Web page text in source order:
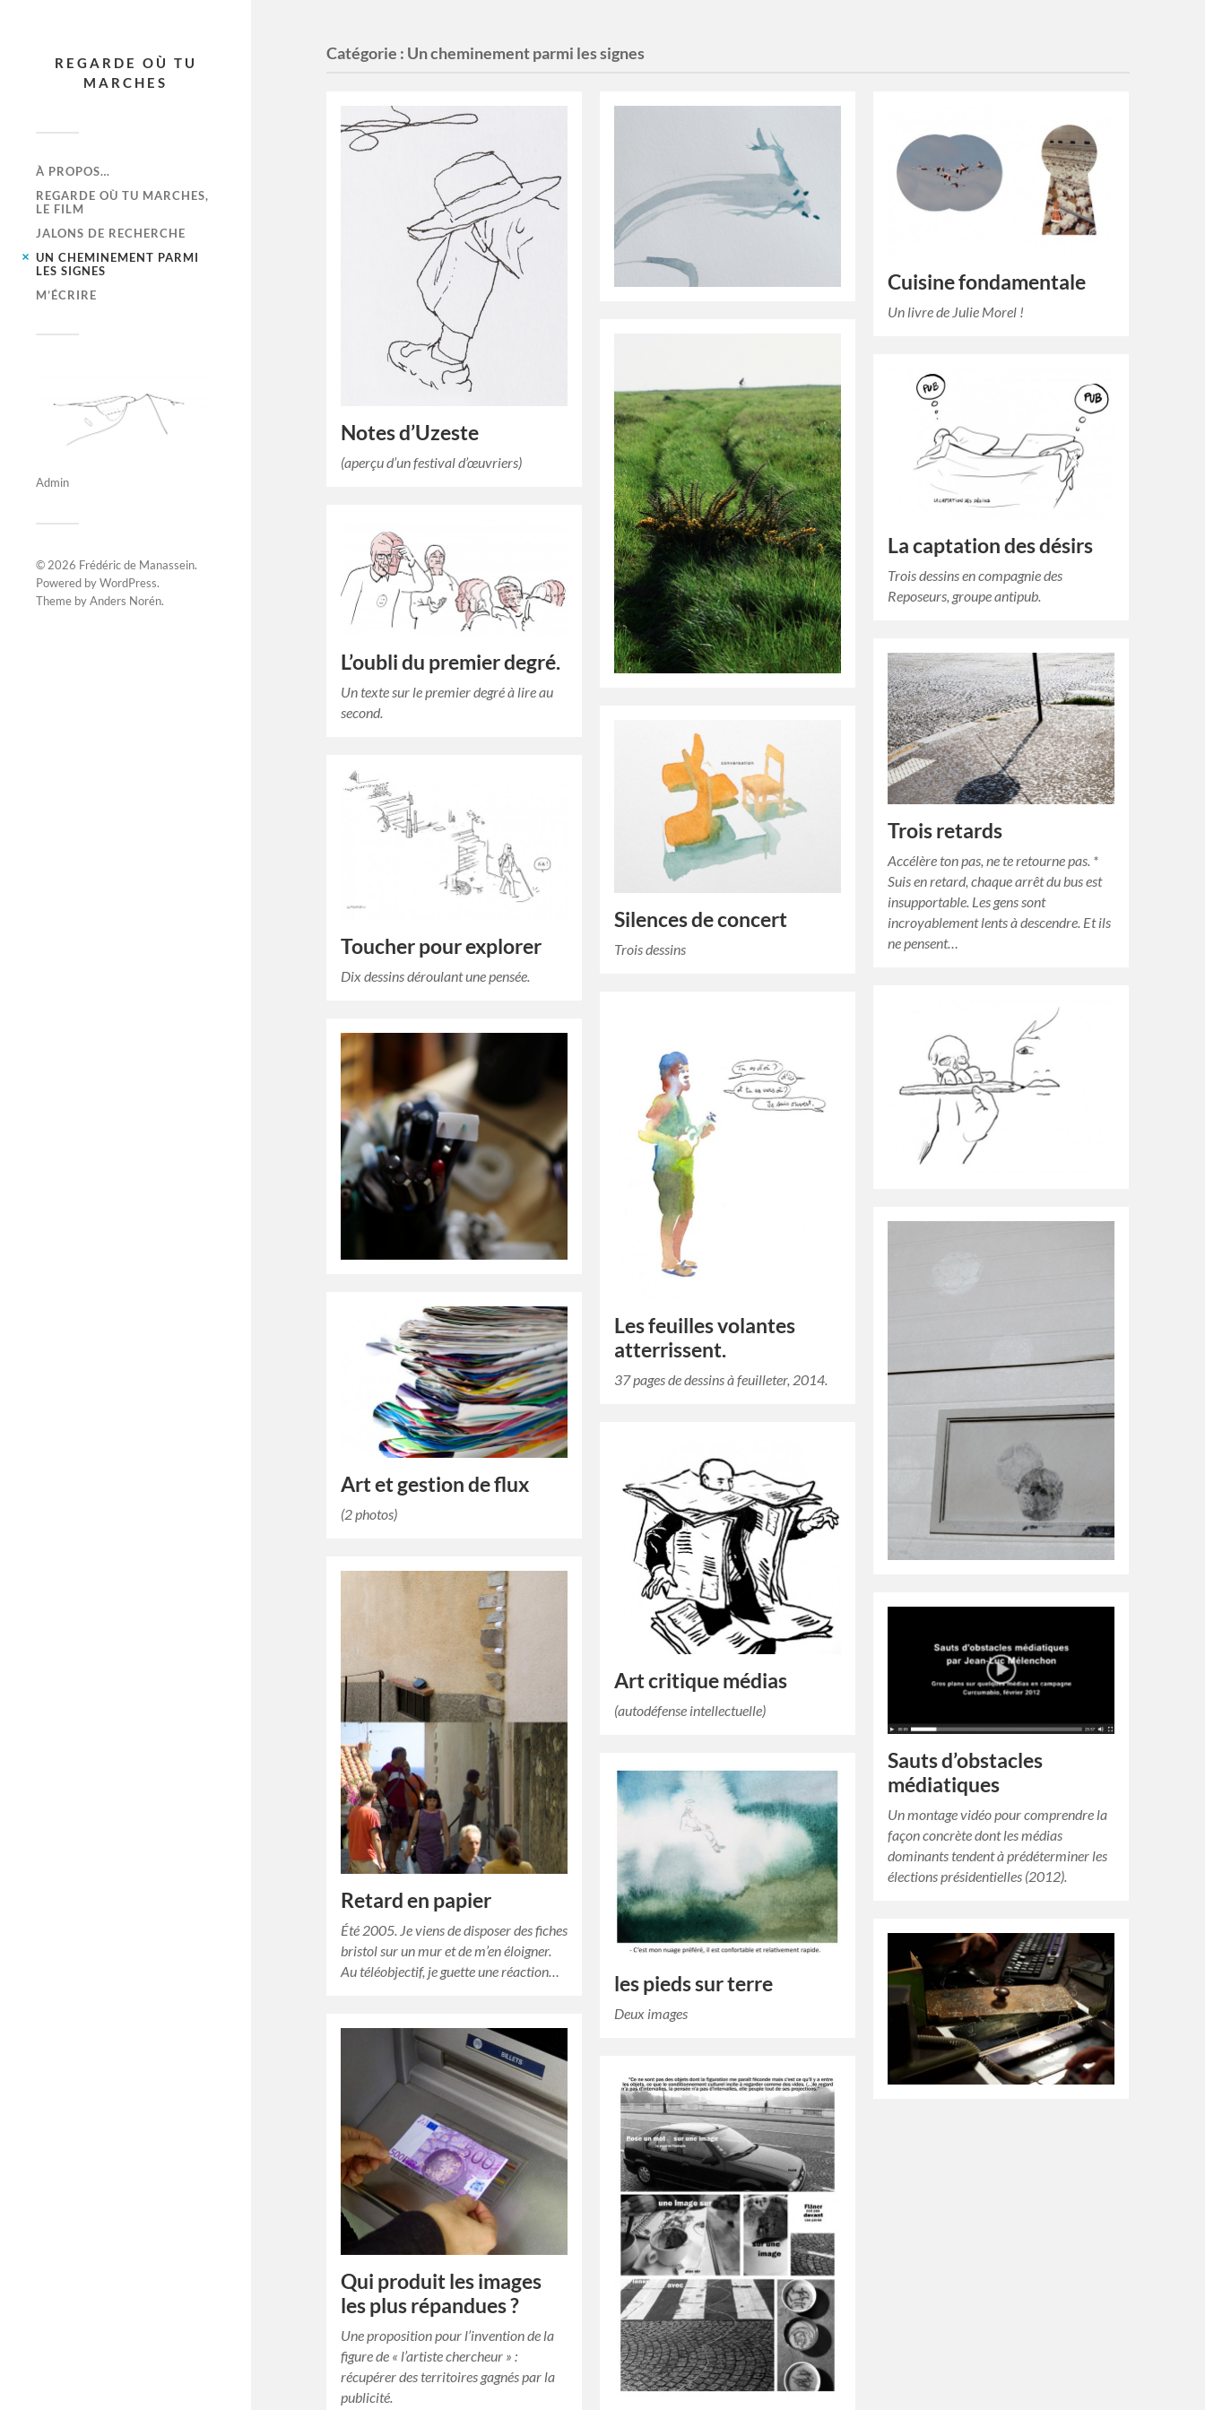
REGARDE OÙ TU
MARCHES
À PROPOS…
REGARDE OÙ TU MARCHES,
LE FILM
JALONS DE RECHERCHE
UN CHEMINEMENT PARMI
LES SIGNES
M’ÉCRIRE
Admin
© 2026 Frédéric de Manassein.
Powered byWordPress.
Theme byAnders Norén.
Catégorie : Un cheminement parmi les signes
Notes d’Uzeste
(aperçu d’un festival d’œuvriers)
Cuisine fondamentale
Un livre de Julie Morel !
La captation des désirs
Trois dessins en compagnie des
Reposeurs, groupe antipub.
L’oubli du premier degré.
Un texte sur le premier degré à lire au
second.
Trois retards
Accélère ton pas, ne te retourne pas. *
Suis en retard, chaque arrêt du bus est
insupportable. Les gens sont
incroyablement lents à descendre. Et ils
ne pensent…
Silences de concert
Trois dessins
Toucher pour explorer
Dix dessins déroulant une pensée.
Les feuilles volantes
atterrissent.
37 pages de dessins à feuilleter, 2014.
Art et gestion de flux
(2 photos)
Art critique médias
(autodéfense intellectuelle)
Retard en papier
Été 2005. Je viens de disposer des fiches
bristol sur un mur et de m’en éloigner.
Au téléobjectif, je guette une réaction…
Sauts d’obstacles
médiatiques
Un montage vidéo pour comprendre la
façon concrète dont les médias
dominants tendent à prédéterminer les
élections présidentielles (2012).
les pieds sur terre
Deux images
Qui produit les images
les plus répandues ?
Une proposition pour l’invention de la
figure de « l’artiste chercheur » :
récupérer des territoires gagnés par la
publicité.